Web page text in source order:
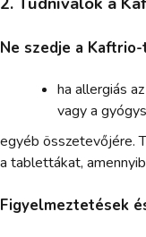
Ne szedje a Kaftrio-
ha allergiás
vagy a
egyéb összetevőjére.
a tablettákat,
Figyelmeztetések